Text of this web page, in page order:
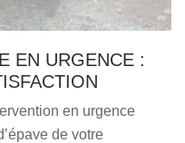
EN URGENCE :
en urgence
de votre